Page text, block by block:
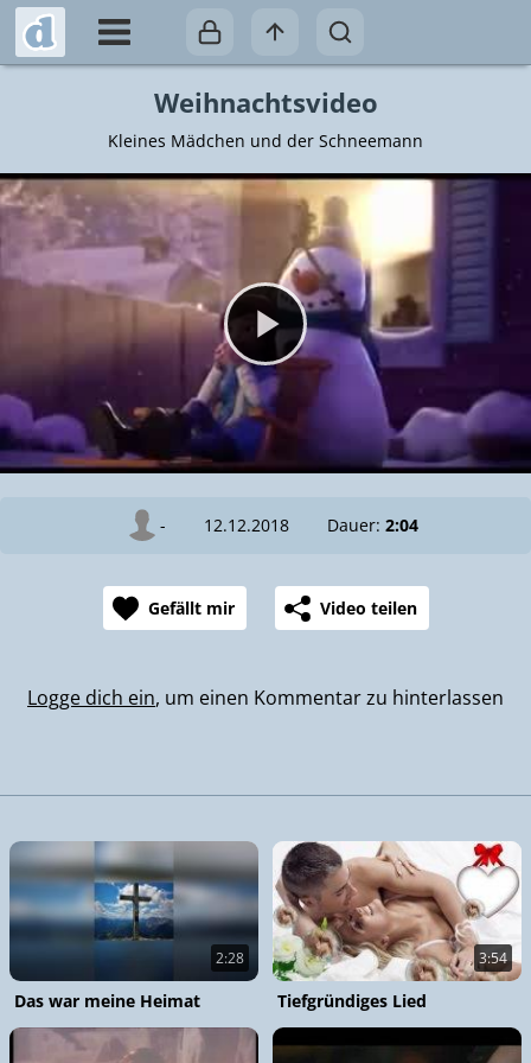
Weihnachtsvideo
Kleines Mädchen und der Schneemann
Video abspielen
- 12.12.2018 Dauer: 2:04
Gefällt mir Video teilen
Logge dich ein, um einen Kommentar zu hinterlassen
2:28
Das war meine Heimat
3:54
Tiefgründiges Lied